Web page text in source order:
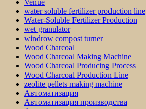
Venue
water soluble fertilizer production line
Water-Soluble Fertilizer Production
wet granulator
windrow compost turner
Wood Charcoal
Wood Charcoal Making Machine
Wood Charcoal Producing Process
Wood Charcoal Production Line
zeolite pellets making machine
Автоматизация
Автоматизация производства